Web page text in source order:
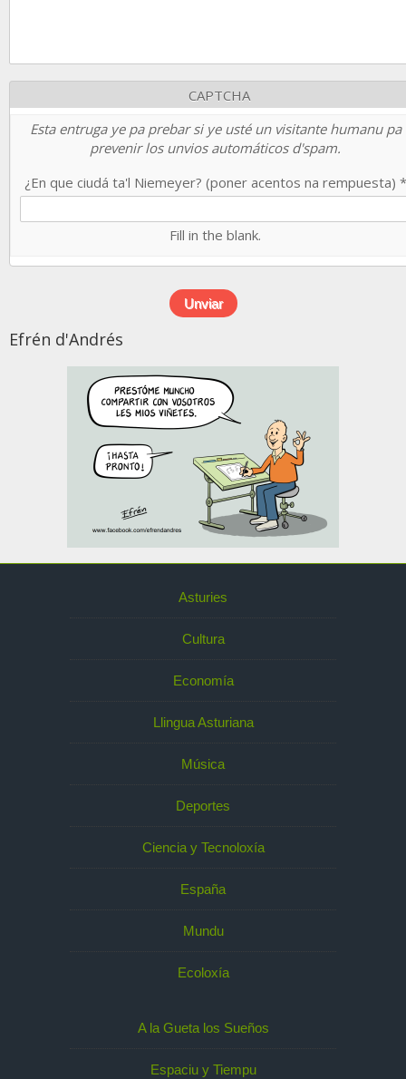
CAPTCHA
Esta entruga ye pa prebar si ye usté un visitante humanu pa
prevenir los unvios automáticos d'spam.
¿En que ciudá ta'l Niemeyer? (poner acentos na rempuesta) *
Fill in the blank.
Efrén d'Andrés
Asturies
Cultura
Economía
Llingua Asturiana
Música
Deportes
Ciencia y Tecnoloxía
España
Mundu
Ecoloxía
A la Gueta los Sueños
Espaciu y Tiempu